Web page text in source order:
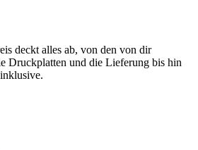
deckt alles ab, von den von dir
Druckplatten und die Lieferung bis hin